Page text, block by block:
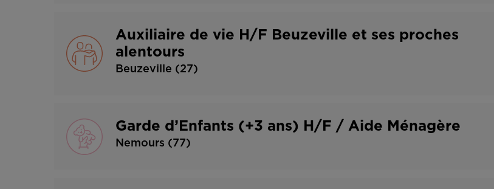
Auxiliaire de vie H/F Beuzeville et ses proches
alentours
Beuzeville (27)
Garde d’Enfants (+3 ans) H/F / Aide Ménagère
Nemours (77)